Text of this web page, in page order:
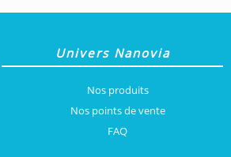
Univers Nanovia
Nos produits
Nos points de vente
FAQ